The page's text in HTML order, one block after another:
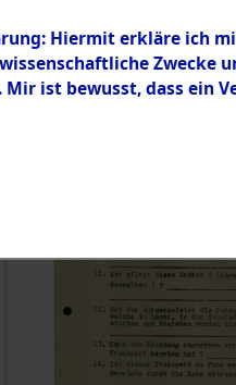
Hiermit erkläre ich
Zwecke
ist bewusst, dass ein